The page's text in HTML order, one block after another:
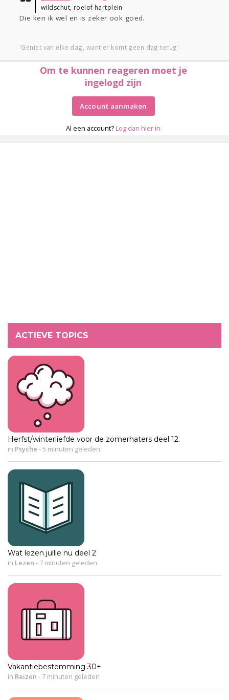
wildschut, roelof hartplein
Die ken ik wel en is zeker ook goed.
'Geniet van elke dag, want er komt geen dag terug'
Om te kunnen reageren moet je
ingelogd zijn
Account aanmaken
Al een account? Log dan hier in
ACTIEVE TOPICS
Herfst/winterliefde voor de zomerhaters deel 12.
in Psyche -5 minuten geleden
Wat lezen jullie nu deel 2
in Lezen - 7 minuten geleden
Vakantiebestemming 30+
in Reizen - 7 minuten geleden